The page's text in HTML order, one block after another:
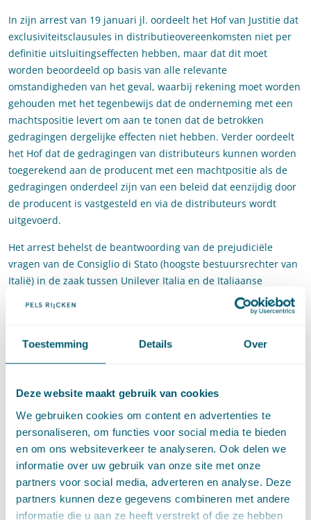
Toestemming Details Over
Deze website maakt gebruik van cookies
We gebruiken cookies om content en advertenties te
personaliseren, om functies voor social media te bieden
en om ons websiteverkeer te analyseren. Ook delen we
informatie over uw gebruik van onze site met onze
partners voor social media, adverteren en analyse. Deze
partners kunnen deze gegevens combineren met andere
informatie die u aan ze heeft verstrekt of die ze hebben
In zijn arrest van 19 januari jl. oordeelt het Hof van Justitie dat
exclusiviteitsclausules in distributieovereenkomsten niet per
definitie uitsluitingseffecten hebben, maar dat dit moet
worden beoordeeld op basis van alle relevante
omstandigheden van het geval, waarbij rekening moet worden
gehouden met het tegenbewijs dat de onderneming met een
machtspositie levert om aan te tonen dat de betrokken
gedragingen dergelijke effecten niet hebben. Verder oordeelt
het Hof dat de gedragingen van distributeurs kunnen worden
toegerekend aan de producent met een machtpositie als de
gedragingen onderdeel zijn van een beleid dat eenzijdig door
de producent is vastgesteld en via de distributeurs wordt
uitgevoerd.
Het arrest behelst de beantwoording van de prejudiciële
vragen van de Consiglio di Stato (hoogste bestuursrechter van
Italië) in de zaak tussen Unilever Italia en de Italiaanse
mededingingsautoriteit. De Italiaanse mededingingsautoriteit
had een sanctie opgelegd aan Unilever Italia wegens een
distributie van voorverpakte ijsjes voor consumptie
‘buitenshuis’ (in bars en cafés e.d.) (verkooppunten). De
uitsluitingsstrategie heeft gevoerd door – via de distributeurs –
exclusiviteitsclausules op te leggen aan de exploitanten van de
verkooppunten, zodat zij verplicht waren om al hun
bestellingen uitsluitend bij Unilever te plaatsen. Als
tegenprestatie kregen de exploitanten van de verkooppunten
kortingen en commissies. Deze kortingen en commissies
hadden als doel om de exploitanten te ontmoedigen om zich
bij concurrenten te bevoorraden. Volgens de